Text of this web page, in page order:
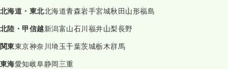
北海道・東北北海道青森岩手宮城秋田山形福島
北陸・甲信越新潟富山石川福井山梨長野
関東東京神奈川埼玉千葉茨城栃木群馬
東海愛知岐阜静岡三重